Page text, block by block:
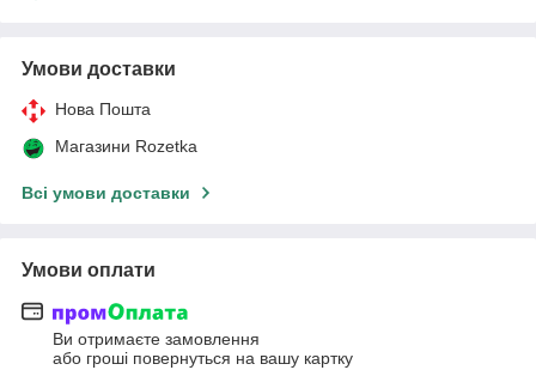
Умови доставки
Нова Пошта
Магазини Rozetka
Всі умови доставки
Умови оплати
Ви отримаєте замовлення
або гроші повернуться на вашу картку